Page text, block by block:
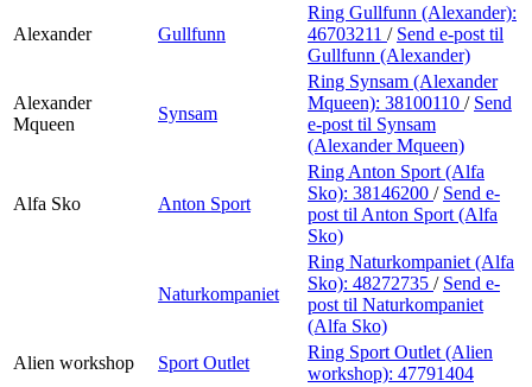
Alexander Gullfunn
Ring Gullfunn (Alexander):
46703211 / Send e-post til
Gullfunn (Alexander)
Alexander
Mqueen
Synsam
Ring Synsam (Alexander
Mqueen): 38100110 / Send
e-post til Synsam
(Alexander Mqueen)
Alfa Sko Anton Sport
Ring Anton Sport (Alfa
Sko): 38146200 / Send e-
post til Anton Sport (Alfa
Sko)
Naturkompaniet
Ring Naturkompaniet (Alfa
Sko): 48272735 / Send e-
post til Naturkompaniet
(Alfa Sko)
Alien workshop
Sport Outlet
Ring Sport Outlet (Alien
workshop): 47791404